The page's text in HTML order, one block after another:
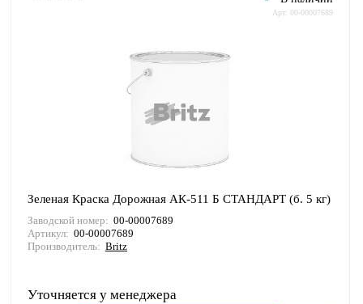
Арт: 00-00007689
Зеленая Краска Дорожная АК-511 Б СТАНДАРТ (б. 5 кг)
Заводской номер: 00-00007689
Артикул: 00-00007689
Производитель: Britz
Уточняется у менеджера